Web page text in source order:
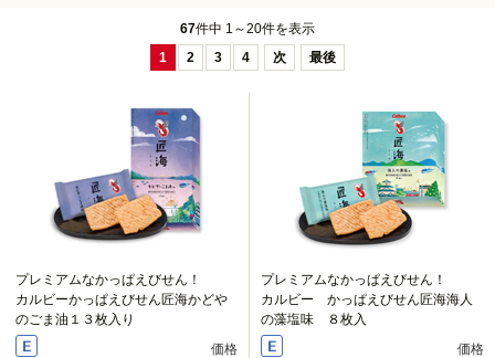
67件中 1～20件を表示
1
2 3 4 次 最後
プレミアムなかっぱえびせん！
カルビーかっぱえびせん匠海かどや
のごま油１３枚入り
価格
プレミアムなかっぱえびせん！
カルビー かっぱえびせん匠海海人
の藻塩味 ８枚入
価格